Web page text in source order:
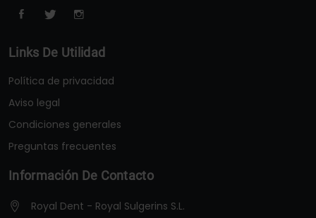
Links De Utilidad
Política de privacidad
Aviso legal
Condiciones generales
Preguntas frecuentes
Información De Contacto
Royal Dent - Royal Sulgerins S.L.